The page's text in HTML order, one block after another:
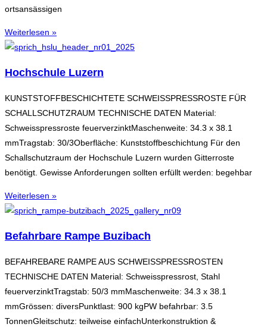
ortsansässigen
Weiterlesen »
Hochschule Luzern
KUNSTSTOFFBESCHICHTETE SCHWEISSPRESSROSTE FÜR
SCHALLSCHUTZRAUM TECHNISCHE DATEN Material:
Schweisspressroste feuerverzinktMaschenweite: 34.3 x 38.1
mmTragstab: 30/3Oberfläche: Kunststoffbeschichtung Für den
Schallschutzraum der Hochschule Luzern wurden Gitterroste
benötigt. Gewisse Anforderungen sollten erfüllt werden: begehbar
Weiterlesen »
Befahrbare Rampe Buzibach
BEFAHREBARE RAMPE AUS SCHWEISSPRESSROSTEN
TECHNISCHE DATEN Material: Schweisspressrost, Stahl
feuerverzinktTragstab: 50/3 mmMaschenweite: 34.3 x 38.1
mmGrössen: diversPunktlast: 900 kgPW befahrbar: 3.5
TonnenGleitschutz: teilweise einfachUnterkonstruktion &